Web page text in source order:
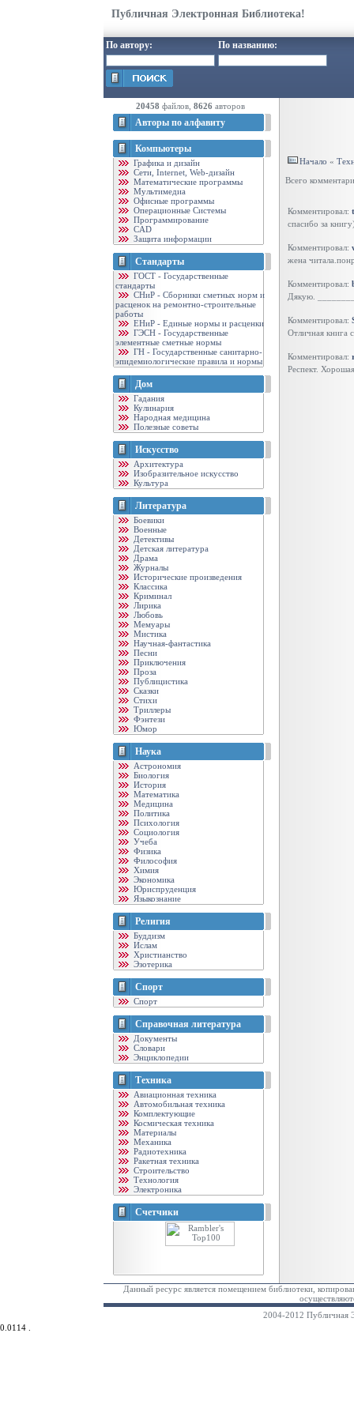
Публичная Электронная Библиотека!
По автору: По названию:
20458 файлов, 8626 авторов
Авторы по алфавиту
Компьютеры
Графика и дизайн
Cети, Internet, Web-дизайн
Математические программы
Мультимедиа
Офисные программы
Операционные Системы
Программирование
CAD
Защита информации
Стандарты
ГОСТ - Государственные
стандарты
CНиР - Сборники сметных норм и
расценок на ремонтно-строительные
работы
ЕНиР - Единые нормы и расценки
ГЭСН - Государственные
элементные сметные нормы
ГН - Государственные санитарно-
эпидемиологические правила и нормы
Дом
Гадания
Кулинария
Народная медицина
Полезные советы
Искусство
Архитектура
Изобразительное искусство
Культура
Литература
Боевики
Военные
Детективы
Детская литература
Драма
Журналы
Исторические произведения
Классика
Криминал
Лирика
Любовь
Мемуары
Мистика
Научная-фантастика
Песни
Приключения
Проза
Публицистика
Сказки
Стихи
Триллеры
Фэнтези
Юмор
Наука
Астрономия
Биология
История
Математика
Медицина
Политика
Психология
Социология
Учеба
Физика
Философия
Химия
Экономика
Юриспруденция
Языкознание
Религия
Буддизм
Ислам
Христианство
Эзотерика
Спорт
Спорт
Справочная литература
Документы
Словари
Энциклопедии
Техника
Авиационная техника
Автомобильная техника
Комплектующие
Космическая техника
Материалы
Механика
Радиотехника
Ракетная техника
Строительство
Технология
Электроника
Счетчики
Начало «
Всего
Комментировал:
спасибо за
Комментировал:
жена
Комментировал:
Дякую.
Комментировал:
Отличная книга
Комментировал:
Респект.
Данный ресурс является помещением библиотеки,
2004-2012 Публичная
0.0114 .